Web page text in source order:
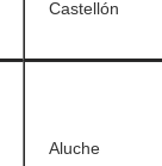
Castellón
Aluche